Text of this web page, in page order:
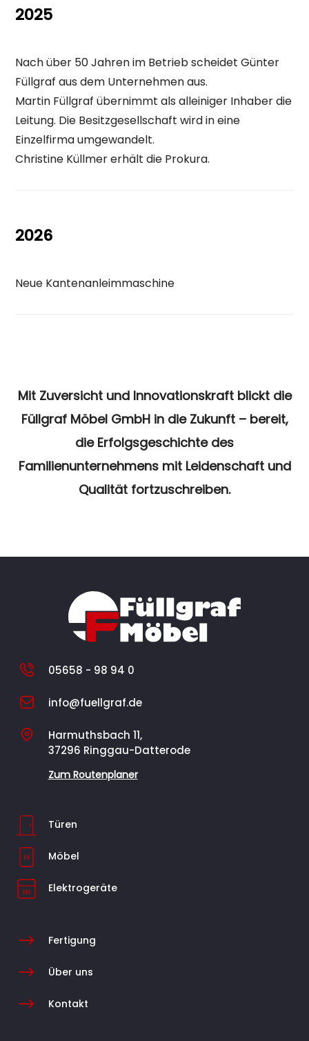
2025
Nach über 50 Jahren im Betrieb scheidet Günter
Füllgraf aus dem Unternehmen aus.
Martin Füllgraf übernimmt als alleiniger Inhaber die
Leitung. Die Besitzgesellschaft wird in eine
Einzelfirma umgewandelt.
Christine Küllmer erhält die Prokura.
2026
Neue Kantenanleimmaschine
Mit Zuversicht und Innovationskraft blickt die
Füllgraf Möbel GmbH in die Zukunft – bereit,
die Erfolgsgeschichte des
Familienunternehmens mit Leidenschaft und
Qualität fortzuschreiben.
05658 - 98 94 0
info@fuellgraf.de
Harmuthsbach 11,
37296 Ringgau-Datterode
Zum Routenplaner
Türen
Möbel
Elektrogeräte
$ Fertigung
$ Über uns
$ Kontakt